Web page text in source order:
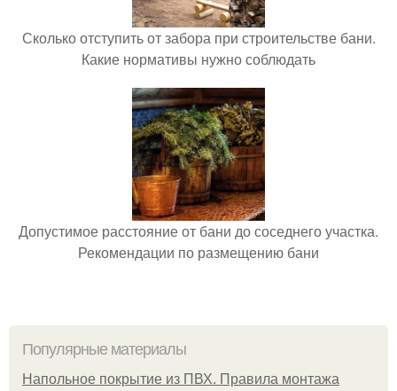
Сколько отступить от забора при строительстве бани.
Какие нормативы нужно соблюдать
Допустимое расстояние от бани до соседнего участка.
Рекомендации по размещению бани
Популярные материалы
Напольное покрытие из ПВХ. Правила монтажа